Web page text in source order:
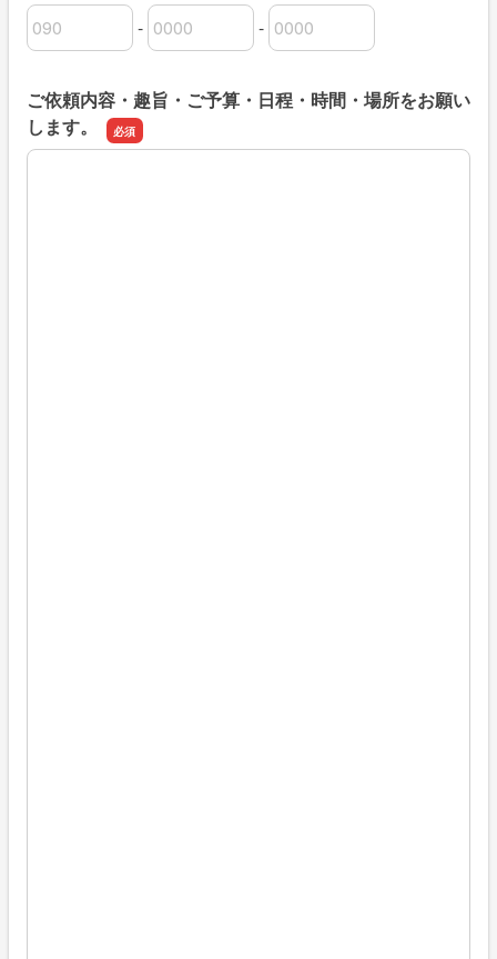
連絡先の市外局番
-
連絡先の市内局番 -
連絡先の加入者番号
ご依頼内容・趣旨・ご予算・日程・時間・場所をお願い
します。
ご依頼内容・趣旨・ご予算・日程・時間・場所をお願いし